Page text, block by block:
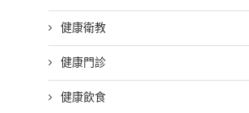
健康衛教
健康門診
健康飲食